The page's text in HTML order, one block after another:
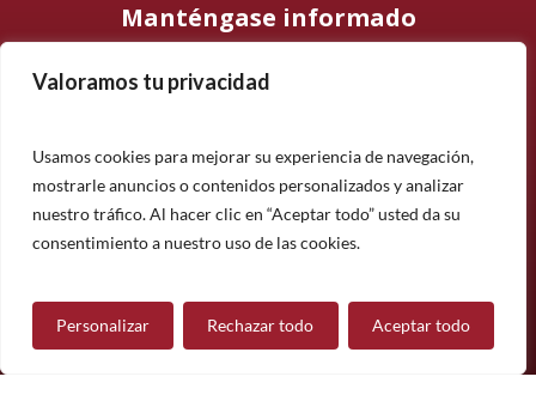
Valoramos tu privacidad
Usamos cookies para mejorar su experiencia de navegación,
mostrarle anuncios o contenidos personalizados y analizar
nuestro tráfico. Al hacer clic en “Aceptar todo” usted da su
consentimiento a nuestro uso de las cookies.
Personalizar Rechazar todo Aceptar todo
Manténgase informado
Suscríbase a nuestro boletín informativo y manténgase
noticias.
Suscríbete
¿Tiene alguna pregunta?
Contáctanos